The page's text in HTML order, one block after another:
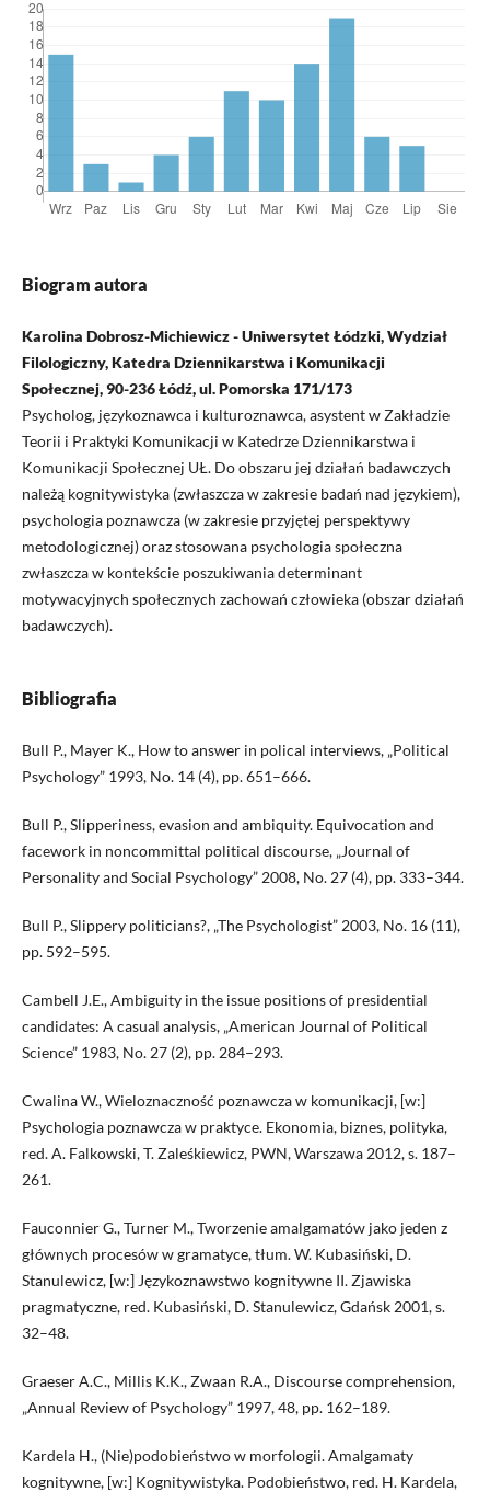
Biogram autora
Karolina Dobrosz-Michiewicz - Uniwersytet Łódzki, Wydział
Filologiczny, Katedra Dziennikarstwa i Komunikacji
Społecznej, 90-236 Łódź, ul. Pomorska 171/173
Psycholog, językoznawca i kulturoznawca, asystent w Zakładzie
Teorii i Praktyki Komunikacji w Katedrze Dziennikarstwa i
Komunikacji Społecznej UŁ. Do obszaru jej działań badawczych
należą kognitywistyka (zwłaszcza w zakresie badań nad językiem),
psychologia poznawcza (w zakresie przyjętej perspektywy
metodologicznej) oraz stosowana psychologia społeczna
zwłaszcza w kontekście poszukiwania determinant
motywacyjnych społecznych zachowań człowieka (obszar działań
badawczych).
Bibliografia
Bull P., Mayer K., How to answer in polical interviews, „Political
Psychology” 1993, No. 14 (4), pp. 651–666.
Bull P., Slipperiness, evasion and ambiquity. Equivocation and
facework in noncommittal political discourse, „Journal of
Personality and Social Psychology” 2008, No. 27 (4), pp. 333–344.
Bull P., Slippery politicians?, „The Psychologist” 2003, No. 16 (11),
pp. 592–595.
Cambell J.E., Ambiguity in the issue positions of presidential
candidates: A casual analysis, „American Journal of Political
Science” 1983, No. 27 (2), pp. 284–293.
Cwalina W., Wieloznaczność poznawcza w komunikacji, [w:]
Psychologia poznawcza w praktyce. Ekonomia, biznes, polityka,
red. A. Falkowski, T. Zaleśkiewicz, PWN, Warszawa 2012, s. 187–
261.
Fauconnier G., Turner M., Tworzenie amalgamatów jako jeden z
głównych procesów w gramatyce, tłum. W. Kubasiński, D.
Stanulewicz, [w:] Językoznawstwo kognitywne II. Zjawiska
pragmatyczne, red. Kubasiński, D. Stanulewicz, Gdańsk 2001, s.
32–48.
Graeser A.C., Millis K.K., Zwaan R.A., Discourse comprehension,
„Annual Review of Psychology” 1997, 48, pp. 162–189.
Kardela H., (Nie)podobieństwo w morfologii. Amalgamaty
kognitywne, [w:] Kognitywistyka. Podobieństwo, red. H. Kardela,